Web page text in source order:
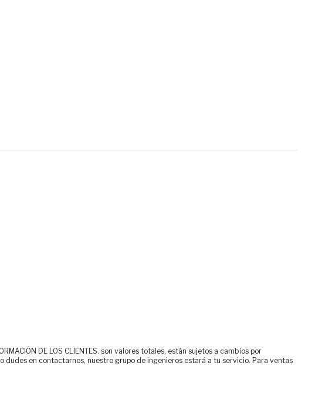
DE LOS CLIENTES. son valores totales, están sujetos a cambios por
en contactarnos, nuestro grupo de ingenieros estará a tu servicio. Para ventas